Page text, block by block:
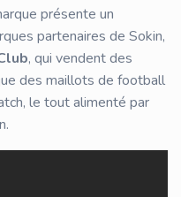
présente un
partenaires de Sokin,
, qui vendent des
des maillots de football
le tout alimenté par